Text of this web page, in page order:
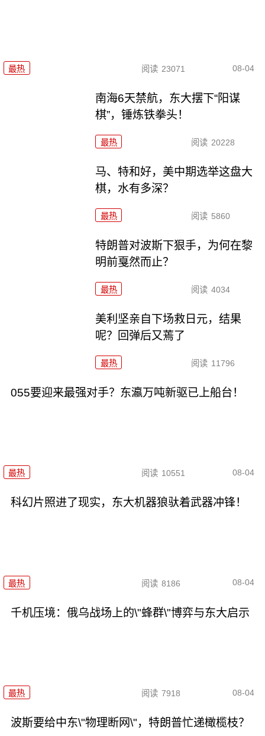
最热 阅读 23071 08-04
南海6天禁航，东大摆下“阳谋
棋”，锤炼铁拳头！
最热 阅读 20228
马、特和好，美中期选举这盘大
棋，水有多深？
最热 阅读 5860
特朗普对波斯下狠手，为何在黎
明前戛然而止？
最热 阅读 4034
美利坚亲自下场救日元，结果
呢？回弹后又蔫了
最热 阅读 11796
055要迎来最强对手？东瀛万吨新驱已上船台！
最热 阅读 10551 08-04
科幻片照进了现实，东大机器狼驮着武器冲锋！
最热 阅读 8186 08-04
千机压境：俄乌战场上的\"蜂群\"博弈与东大启示
最热 阅读 7918 08-04
波斯要给中东\"物理断网\"，特朗普忙递橄榄枝？